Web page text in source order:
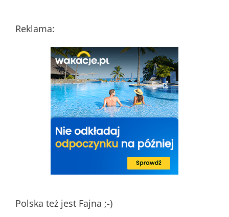
Reklama:
Polska też jest Fajna ;-)